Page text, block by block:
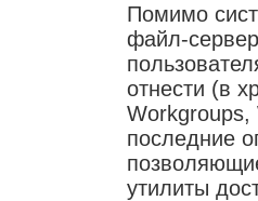
Помимо
файл-
отнести (в
Workgroups,
последние
утилиты